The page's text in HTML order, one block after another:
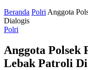
Beranda Polri Anggota
Dialogis
Polri
Anggota Polsek
Lebak Patroli